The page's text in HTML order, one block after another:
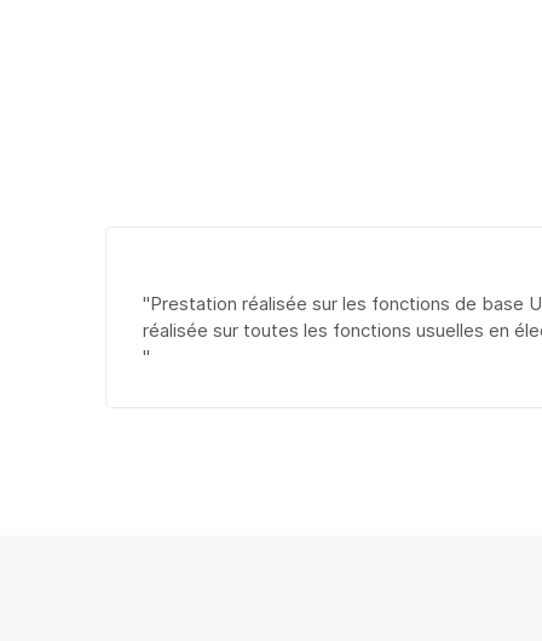
"Prestation réalisée sur les fonctions de base
réalisée sur toutes les fonctions usuelles en
"